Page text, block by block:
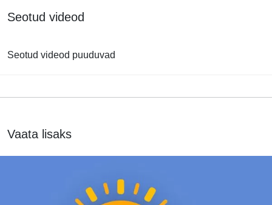
Seotud videod
Seotud videod puuduvad
Vaata lisaks